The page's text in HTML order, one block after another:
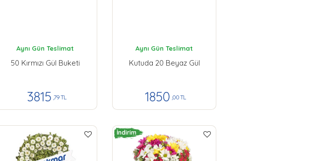
Aynı Gün Teslimat
50 Kırmızı Gül Buketi
3815 ,79 TL
Aynı Gün Teslimat
Kutuda 20 Beyaz Gül
1850 ,00 TL
İndirim